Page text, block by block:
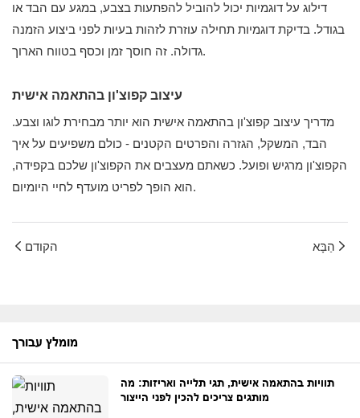
דילוג על דוגמיות יכול להוביל להפתעות בצבע, במגע עם הבד או
בגודל. בדיקת דוגמיות תחילה עוזרת לזהות בעיות לפני ביצוע הזמנה
גדולה. זה חוסך זמן וכסף בטווח הארוך.
עיצוב קפוצ'ון בהתאמה אישית
מדריך עיצוב קפוצ'ון בהתאמה אישית הוא יותר מבחירת לוגו וצבע.
הבד, המשקל, הגזרה והפרטים הקטנים - כולם משפיעים על איך
הקפוצ'ון מרגיש ופועל. כשאתם מעצבים את הקפוצ'ון שלכם בקפידה,
הוא הופך לפריט מועדף לחיי היומיום.
הקודם הַבָּא
מומלץ עבורך
תוויות בהתאמה אישית, תגי תלייה ואריזות: מה
מותגים צריכים להכין לפני הייצור